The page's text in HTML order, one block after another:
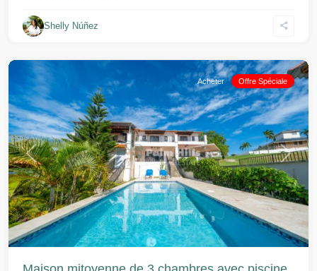
Shelly Núñez
Précédent Suivant
Acheter Offre Spéciale